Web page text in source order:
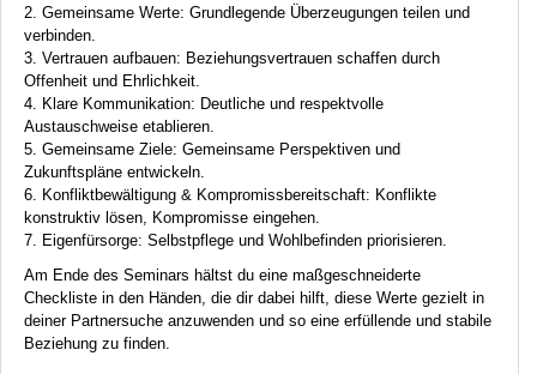
2. Gemeinsame Werte: Grundlegende Überzeugungen teilen und
verbinden.
3. Vertrauen aufbauen: Beziehungsvertrauen schaffen durch
Offenheit und Ehrlichkeit.
4. Klare Kommunikation: Deutliche und respektvolle
Austauschweise etablieren.
5. Gemeinsame Ziele: Gemeinsame Perspektiven und
Zukunftspläne entwickeln.
6. Konfliktbewältigung & Kompromissbereitschaft: Konflikte
konstruktiv lösen, Kompromisse eingehen.
7. Eigenfürsorge: Selbstpflege und Wohlbefinden priorisieren.
Am Ende des Seminars hältst du eine maßgeschneiderte
Checkliste in den Händen, die dir dabei hilft, diese Werte gezielt in
deiner Partnersuche anzuwenden und so eine erfüllende und stabile
Beziehung zu finden.